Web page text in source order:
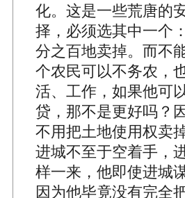
化。这是一些荒唐的
择，必须选其中一个
分之百地卖掉。而不
个农民可以不务农，
活、工作，如果他可
贷，那不是更好吗？
不用把土地使用权卖
进城不至于空着手，
样一来，他即使进城
因为他毕竟没有完全